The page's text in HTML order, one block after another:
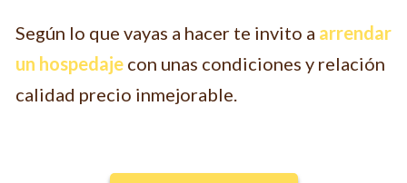
Según lo que vayas a hacer te invito a arrendar
un hospedaje con unas condiciones y relación
calidad precio inmejorable.